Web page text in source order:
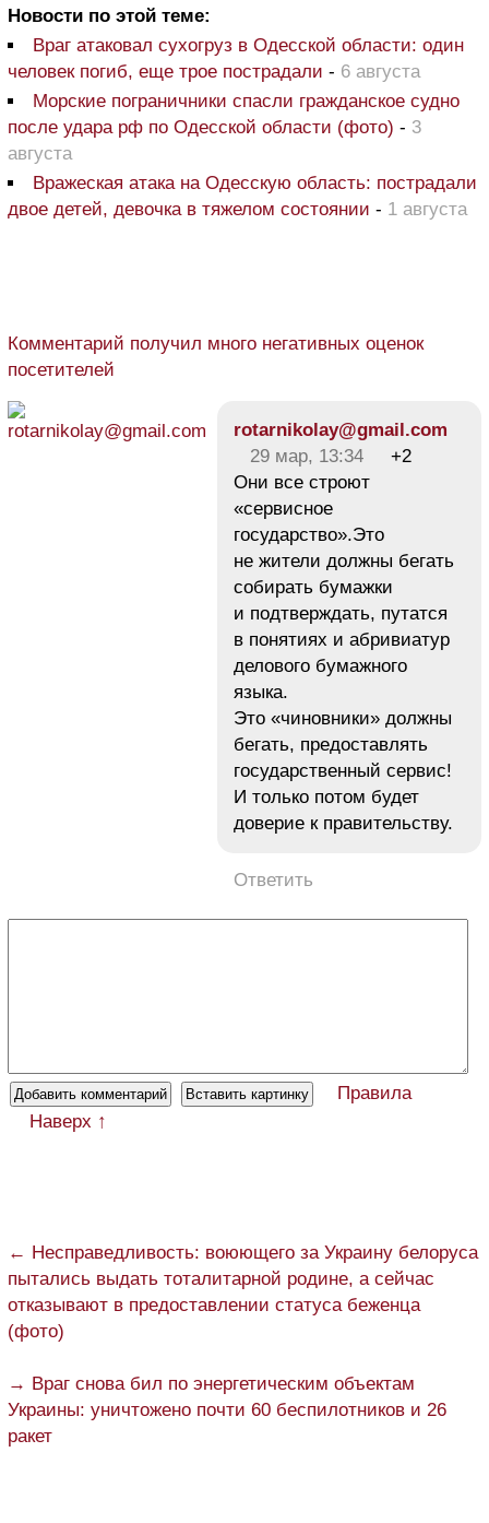
Новости по этой теме:
Враг атаковал сухогруз в Одесской области: один
человек погиб, еще трое пострадали - 6 августа
Морские пограничники спасли гражданское судно
после удара рф по Одесской области (фото) - 3
августа
Вражеская атака на Одесскую область: пострадали
двое детей, девочка в тяжелом состоянии - 1 августа
Комментарий получил много негативных оценок
посетителей
rotarnikolay@gmail.com
29 мар, 13:34
+2
Они все строют
«сервисное
государство».Это
не жители должны бегать
собирать бумажки
и подтверждать, путатся
в понятиях и абривиатур
делового бумажного
языка.
Это «чиновники» должны
бегать, предоставлять
государственный сервис!
И только потом будет
доверие к правительству.
Ответить
Правила
Наверх ↑
← Несправедливость: воюющего за Украину белоруса
пытались выдать тоталитарной родине, а сейчас
отказывают в предоставлении статуса беженца
(фото)
→ Враг снова бил по энергетическим объектам
Украины: уничтожено почти 60 беспилотников и 26
ракет